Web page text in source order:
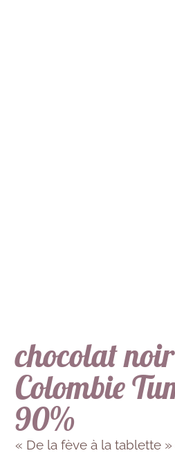
chocolat
Colombie
90%
« De la fève à la tablette